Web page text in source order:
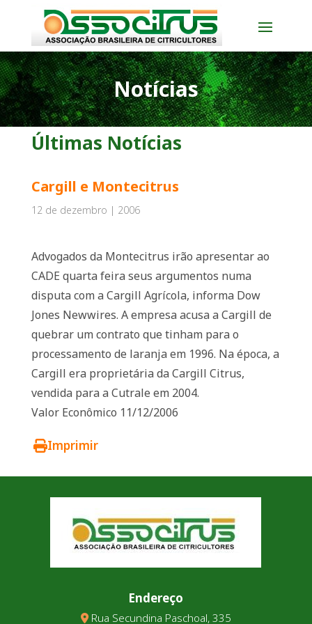
Notícias
Últimas Notícias
Cargill e Montecitrus
12 de dezembro | 2006
Advogados da Montecitrus irão apresentar ao
CADE quarta feira seus argumentos numa
disputa com a Cargill Agrícola, informa Dow
Jones Newwires. A empresa acusa a Cargill de
quebrar um contrato que tinham para o
processamento de laranja em 1996. Na época, a
Cargill era proprietária da Cargill Citrus,
vendida para a Cutrale em 2004.
Valor Econômico 11/12/2006
Imprimir
Endereço
Rua Secundina Paschoal, 335